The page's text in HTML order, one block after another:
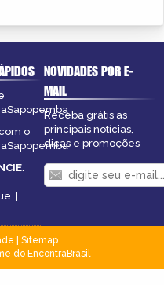
o
:
NOVIDADES POR E-
MAIL
Receba grátis as
principais notícias,
dicas e promoções
Sitemap
do EncontraBrasil